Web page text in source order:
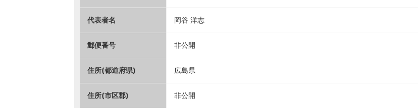
代表者名 岡谷 洋志
郵便番号 非公開
住所(都道府県) 広島県
住所(市区郡) 非公開